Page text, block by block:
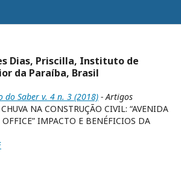
Dias, Priscilla, Instituto de
da Paraíba, Brasil
do Saber v. 4 n. 3 (2018) - Artigos
NA CONSTRUÇÃO CIVIL: “AVENIDA
IMPACTO E BENÉFICIOS DA